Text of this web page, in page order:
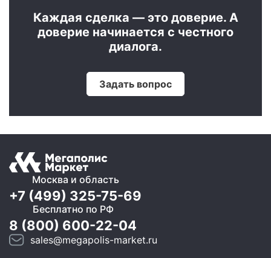
Каждая сделка — это доверие. А
доверие начинается с честного
диалога.
Задать вопрос
Москва и область
+7 (499) 325-75-69
Бесплатно по РФ
8 (800) 600-22-04
sales@megapolis-market.ru